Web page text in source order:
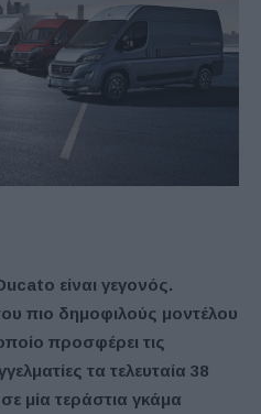
είναι γεγονός.
πιο δημοφιλούς μοντέλου
προσφέρει τις
τα τελευταία 38
μία τεράστια γκάμα